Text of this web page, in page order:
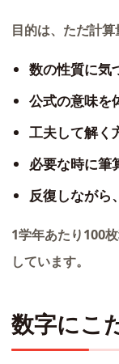
目的は、ただ計算
数の性質に気
公式の意味を
工夫して解く
必要な時に筆
反復しながら
1学年あたり100
しています。
数字にこ